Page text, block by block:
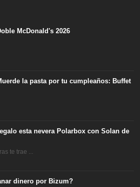
McDonald's 2026
la pasta por tu cumpleaños: Buffet
esta nevera Polarbox con Solan de
te trae ...
dinero por Bizum?